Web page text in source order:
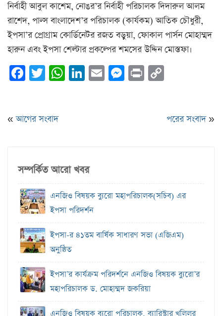
নির্বাহী আবুল কাশেম, নোঙর’র নির্বাহী পরিচালক দিদারুল আলম
রাশেদ, পাল্স বাংলাদেশ’র পরিচালক (কার্যকম) আতিক চৌধুরী,
ইপসা’র প্রোগ্রাম কোর্ডিনেটর রজত বড়ুয়া, ফোকাল পার্সন মোহাম্মদ
হারুন এবং ইপসা শেল্টার প্রকল্পের শমসের উদ্দিন মোস্তফা।
Facebook
Twitter
WhatsApp
LinkedIn
EmailMessenger
Print
«আগের সংবাদ পরের সংবাদ»
সম্পর্কিত আরো খবর
এনজিও বিষয়ক ব‍্যুরো মহাপরিচালক(সচিব) এর
ইপসা পরিদর্শন
ইপসা-র ৪১তম বার্ষিক সাধারণ সভা (এজিএম)
অনুষ্ঠিত
ইপসা’র কার্যক্রম পরিদর্শনে এনজিও বিষয়ক ব্যুরো’র
মহাপরিচালক ড. মোহাম্মদ জকরিয়া